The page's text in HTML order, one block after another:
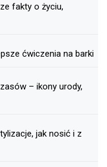
fakty o życiu,
ćwiczenia na barki
– ikony urody,
jak nosić i z